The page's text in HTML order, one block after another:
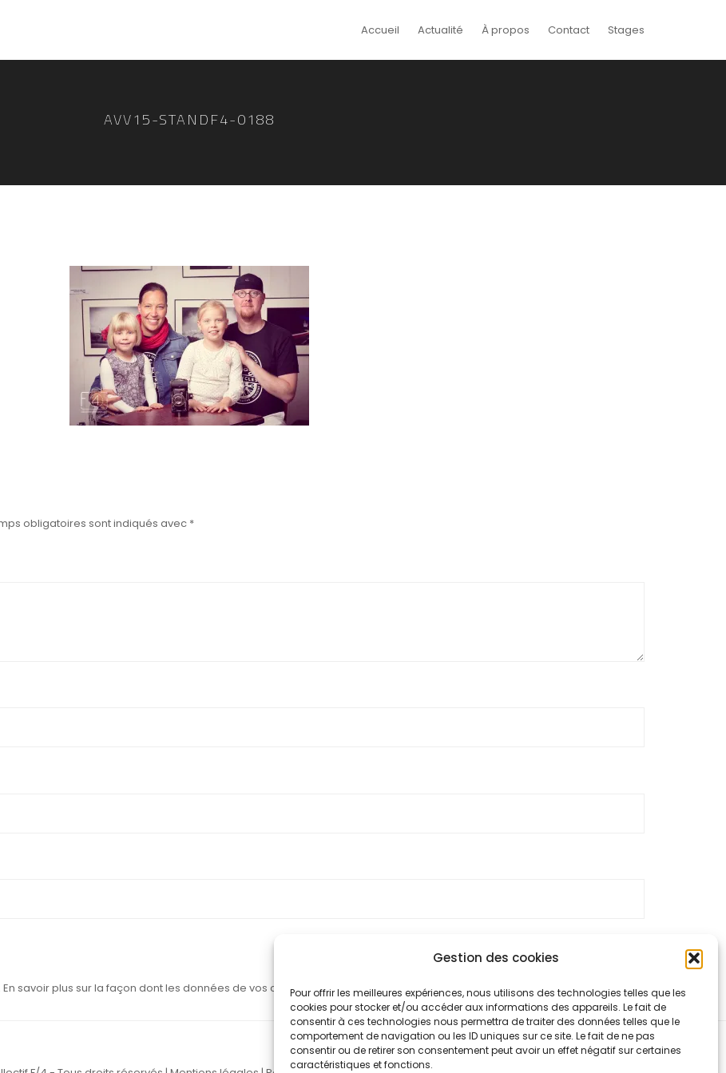
Gestion des cookies
Pour offrir les meilleures expériences, nous utilisons des technologies telles que les
cookies pour stocker et/ou accéder aux informations des appareils. Le fait de
consentir à ces technologies nous permettra de traiter des données telles que le
comportement de navigation ou les ID uniques sur ce site. Le fait de ne pas
consentir ou de retirer son consentement peut avoir un effet négatif sur certaines
caractéristiques et fonctions.
Accueil Actualité À propos Contact Stages
AVV15-STANDF4-0188
obligatoires sont indiqués avec *
En savoir plus sur la façon dont les données de vos commentaires sont traitées.